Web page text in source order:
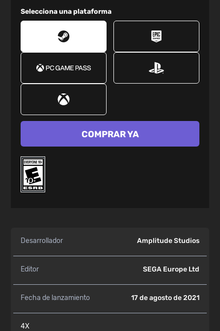
Selecciona una plataforma
COMPRAR YA
Desarrollador Amplitude Studios
Editor SEGA Europe Ltd
Fecha de lanzamiento 17 de agosto de 2021
4X